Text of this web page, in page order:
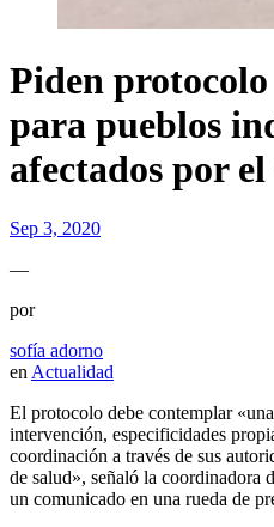
Piden
para pueblos
afectados por
Sep 3, 2020
—
por
sofía adorno
en Actualidad
El protocolo debe contemplar
intervención, especificidades
coordinación a través de sus
de salud», señaló la
un comunicado en una rueda de